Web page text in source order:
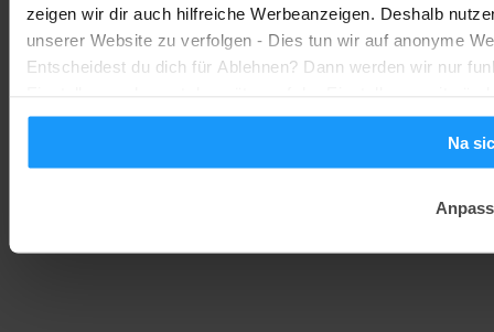
zeigen wir dir auch hilfreiche Werbeanzeigen. Deshalb
unserer Website zu verfolgen - Dies tun wir auf anonyme
Entscheidest du dich für Ablehnen? Dann werden wir nur
Na
Smarte Sicherheit Marc - 1. August 2026